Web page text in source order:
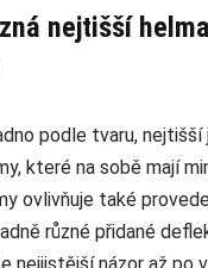
nejtišší
podle tvaru,
které na sobě mají
ovlivňuje také
různé přidané